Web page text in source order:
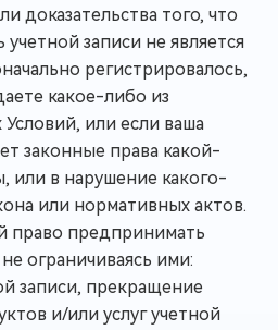
доказательства того, что
записи не является
регистрировалось,
какое-либо из
или если ваша
законные права какой-
или в нарушение какого-
или нормативных актов.
право предпринимать
ограничиваясь ими:
записи, прекращение
и/или услуг учетной